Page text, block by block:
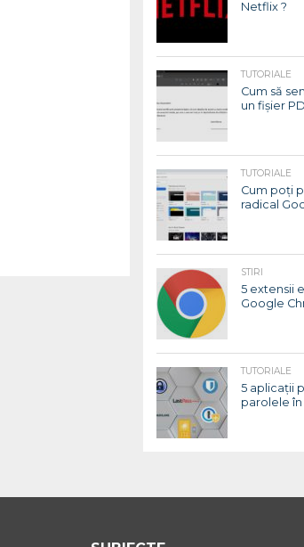
Netflix ?
TUTORIALE
Cum să
un fișier
TUTORIALE
Cum poți
radical
STIRI
5 extensii
Google
TUTORIALE
5 aplicații
parolele în